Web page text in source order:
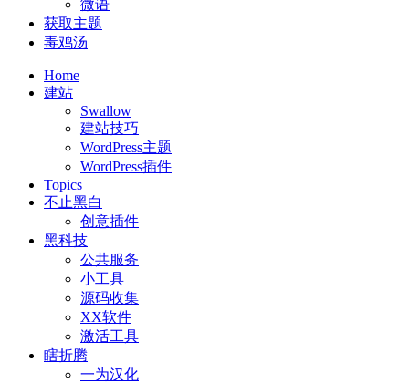
微语
获取主题
毒鸡汤
Home
建站
Swallow
建站技巧
WordPress主题
WordPress插件
Topics
不止黑白
创意插件
黑科技
公共服务
小工具
源码收集
XX软件
激活工具
瞎折腾
一为汉化